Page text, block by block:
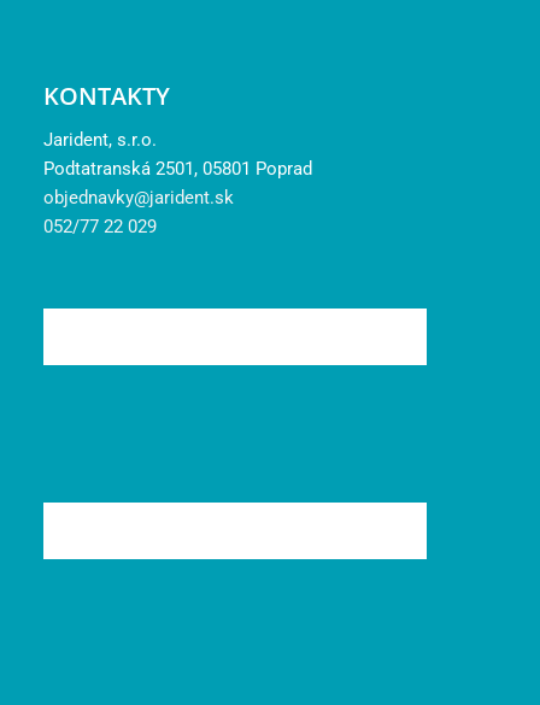
KONTAKTY
Jarident, s.r.o.
Podtatranská 2501, 05801 Poprad
objednavky@jarident.sk
052/77 22 029